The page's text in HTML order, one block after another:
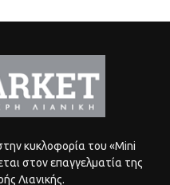
κυκλοφορία του «Mini
στον επαγγελματία της
Λιανικής.